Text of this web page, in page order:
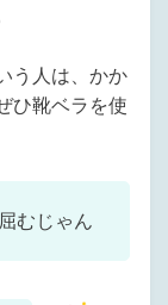
う人は、かか
ひ靴ベラを使
むじゃん